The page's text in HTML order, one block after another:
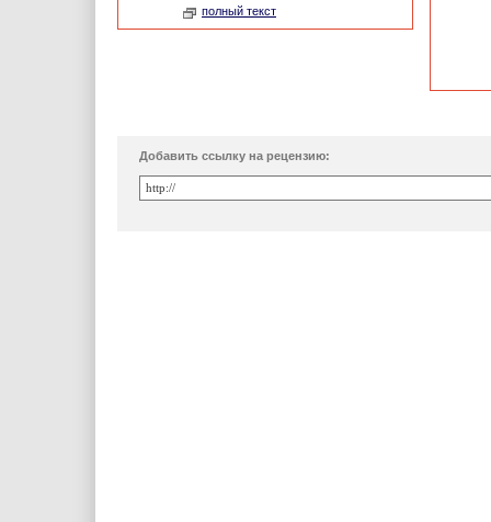
полный текст
Добавить ссылку на рецензию: